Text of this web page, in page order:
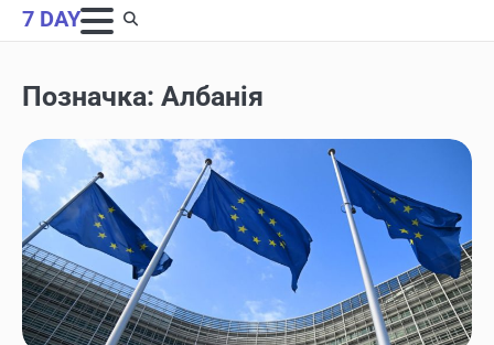
Skip
to
7 DAY
Позначка: Албанія